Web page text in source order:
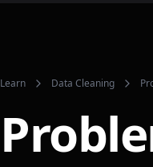
Learn Data Cleaning